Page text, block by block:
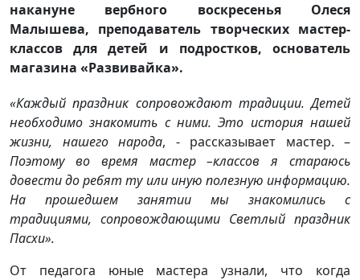
накануне вербного воскресенья Олеся
Малышева, преподаватель творческих мастер-
классов для детей и подростков, основатель
магазина «Развивайка».
«Каждый праздник сопровождают традиции. Детей
необходимо знакомить с ними. Это история нашей
жизни, нашего народа, - рассказывает мастер. –
Поэтому во время мастер –классов я стараюсь
довести до ребят ту или иную полезную информацию.
На прошедшем занятии мы знакомились с
традициями, сопровождающими Светлый праздник
Пасхи».
От педагога юные мастера узнали, что когда